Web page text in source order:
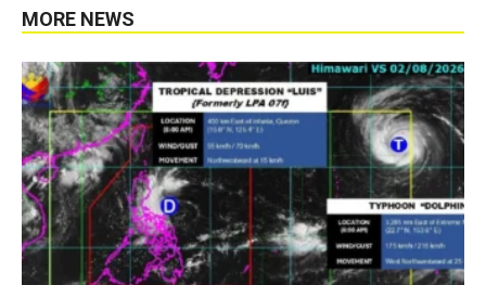
MORE NEWS